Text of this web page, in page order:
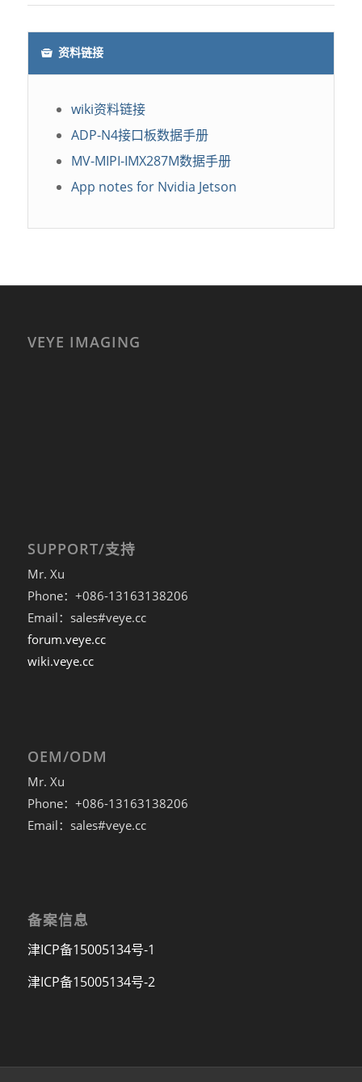
资料链接
wiki资料链接
ADP-N4接口板数据手册
MV-MIPI-IMX287M数据手册
App notes for Nvidia Jetson
VEYE IMAGING
SUPPORT/支持
Mr. Xu
Phone：+086-13163138206
Email：sales#veye.cc
forum.veye.cc
wiki.veye.cc
OEM/ODM
Mr. Xu
Phone：+086-13163138206
Email：sales#veye.cc
备案信息
津ICP备15005134号-1
津ICP备15005134号-2